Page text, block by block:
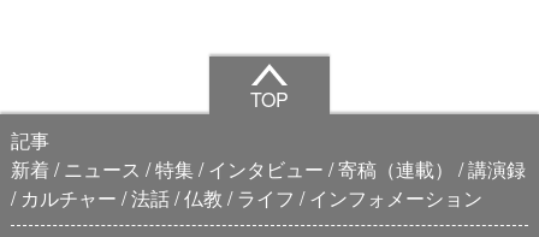
TOP
記事
新着
ニュース 特集 インタビュー 寄稿（連載）
講演録
カルチャー 法話 仏教 ライフ
インフォメーション